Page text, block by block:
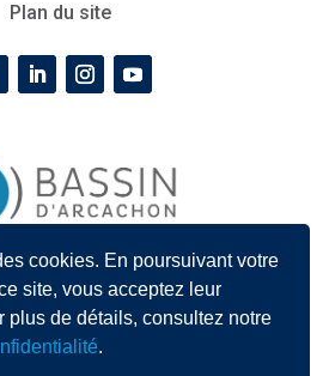
cookies. En poursuivant votre
site, vous acceptez leur
plus de détails, consultez notre
.
Plan du site
gravent les initiales B’A affichent
mais surtout leur
le Bassin d’Arcachon »